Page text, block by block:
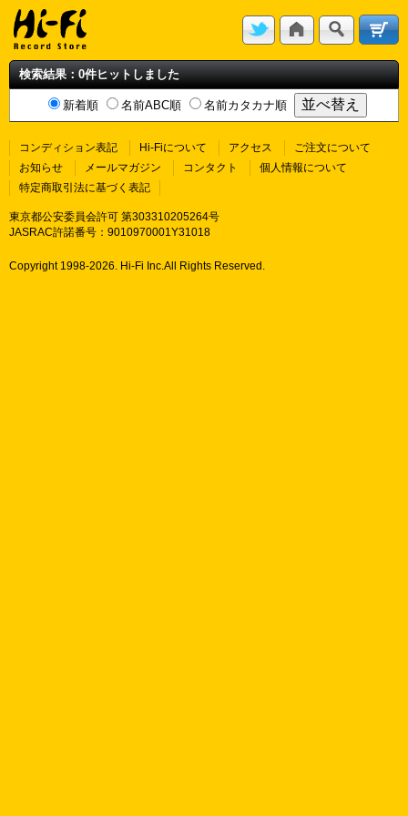
検索結果：0件ヒットしました
新着順 名前ABC順 名前カタカナ順
コンディション表記 Hi-Fiについて アクセス
ご注文について
お知らせ
メールマガジン コンタクト
個人情報について
特定商取引法に基づく表記
東京都公安委員会許可 第303310205264号
JASRAC許諾番号：9010970001Y31018
Copyright 1998-2026. Hi-Fi Inc.All Rights Reserved.